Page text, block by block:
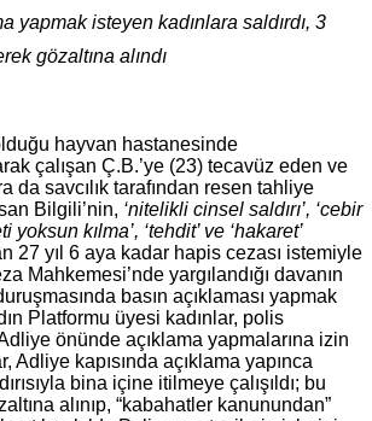
yapmak isteyen kadınlara saldırdı, 3
gözaltına alındı
hayvan hastanesinde
çalışan Ç.B.’ye (23) tecavüz eden ve
da savcılık tarafından resen tahliye
Bilgili’nin, ‘nitelikli cinsel saldırı’, ‘cebir
kılma’, ‘tehdit’ ve ‘hakaret’
27 yıl 6 aya kadar hapis cezası istemiyle
Mahkemesi’nde yargılandığı davanın
basın açıklaması yapmak
Platformu üyesi kadınlar, polis
Adliye önünde açıklama yapmalarına izin
Adliye kapısında açıklama yapınca
bina içine itilmeye çalışıldı; bu
alınıp, “kabahatler kanunundan”